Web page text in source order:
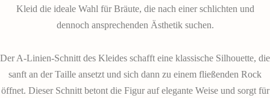
Kleid die ideale Wahl für Bräute, die nach einer schlichten und
dennoch ansprechenden Ästhetik suchen.
Der A-Linien-Schnitt des Kleides schafft eine klassische Silhouette, die
sanft an der Taille ansetzt und sich dann zu einem fließenden Rock
öffnet. Dieser Schnitt betont die Figur auf elegante Weise und sorgt für